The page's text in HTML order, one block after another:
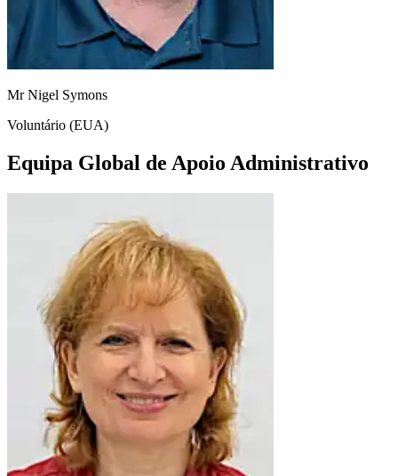
Mr Nigel Symons
Voluntário (EUA)
Equipa Global de Apoio Administrativo